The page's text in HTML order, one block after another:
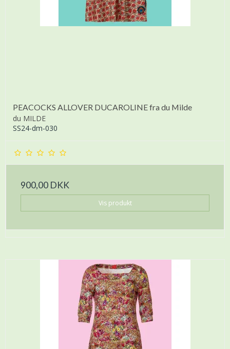
PEACOCKS ALLOVER DUCAROLINE fra du Milde
du MILDE
SS24-dm-030
900,00 DKK
Vis produkt